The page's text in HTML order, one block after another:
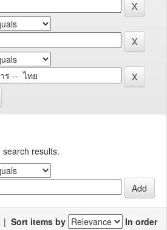
results.
| Sort items by
In order